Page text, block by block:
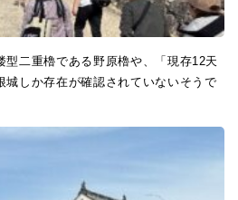
型二重櫓である野原櫓や、「現存12天
城しか存在が確認されていないそうで